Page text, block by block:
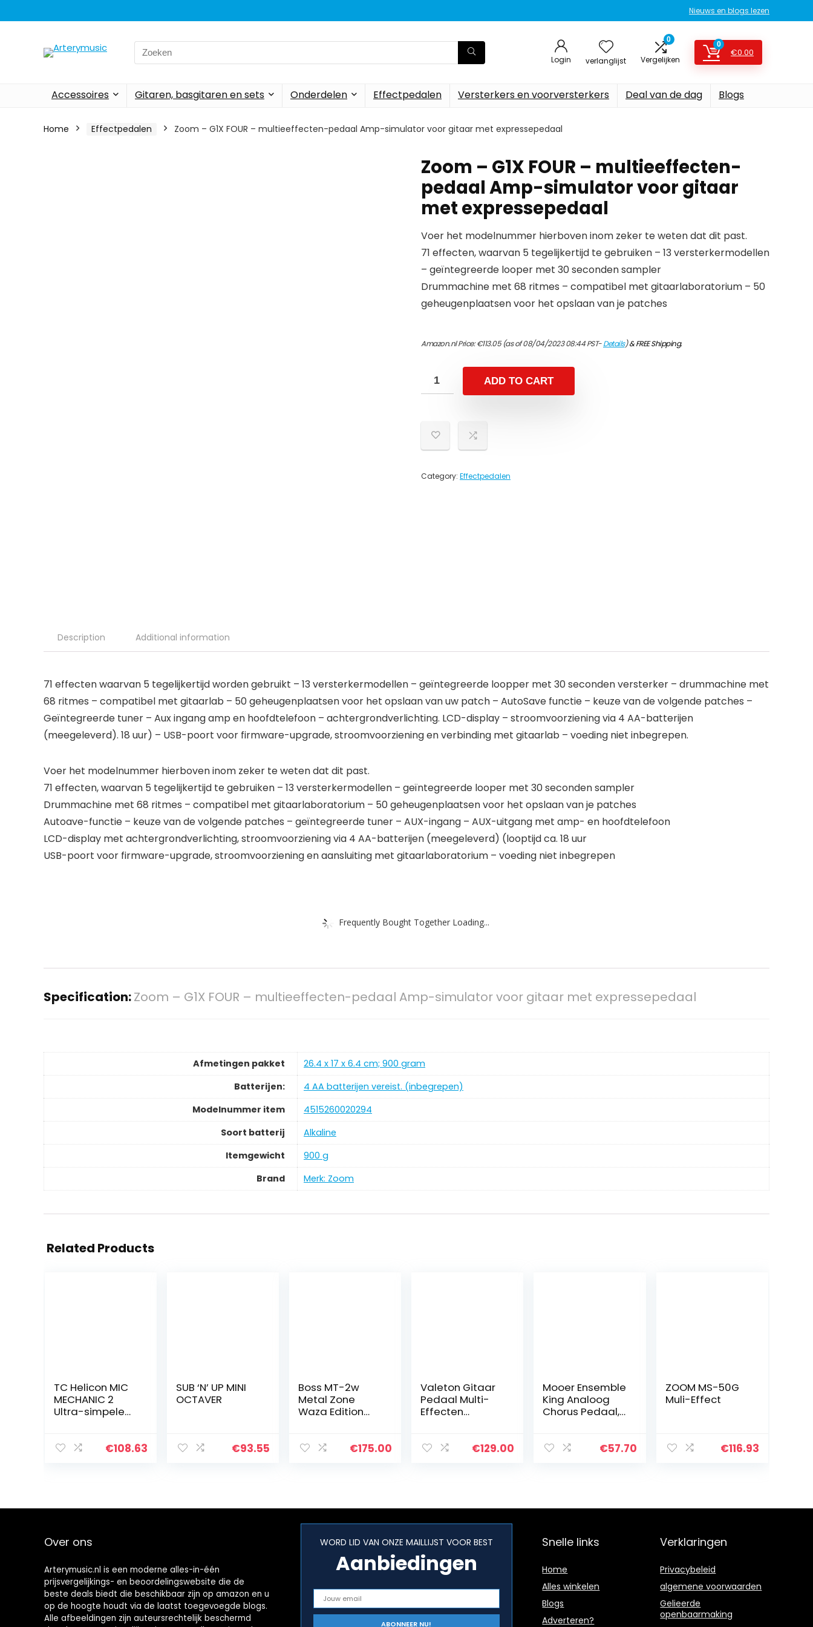
Nieuws en blogs lezen
Search
for:
Login verlanglijst
0
Vergelijken
0
€0.00
Accessoires Gitaren, basgitaren en sets Onderdelen Effectpedalen Versterkers en voorversterkers Deal van de dag Blogs
Home Effectpedalen Zoom – G1X FOUR – multieeffecten-pedaal Amp-simulator voor gitaar met expressepedaal
Zoom – G1X FOUR – multieeffecten-
pedaal Amp-simulator voor gitaar
met expressepedaal
Voer het modelnummer hierboven inom zeker te weten dat dit past.
71 effecten, waarvan 5 tegelijkertijd te gebruiken – 13 versterkermodellen
– geïntegreerde looper met 30 seconden sampler
Drummachine met 68 ritmes – compatibel met gitaarlaboratorium – 50
geheugenplaatsen voor het opslaan van je patches
Amazon.nl Price:€113.05(as of 08/04/2023 08:44 PST-Details)&FREE Shipping.
ADD TO CART
Category: Effectpedalen
Description Additional information
71 effecten waarvan 5 tegelijkertijd worden gebruikt – 13 versterkermodellen – geïntegreerde loopper met 30 seconden versterker – drummachine met
68 ritmes – compatibel met gitaarlab – 50 geheugenplaatsen voor het opslaan van uw patch – AutoSave functie – keuze van de volgende patches –
Geïntegreerde tuner – Aux ingang amp en hoofdtelefoon – achtergrondverlichting. LCD-display – stroomvoorziening via 4 AA-batterijen
(meegeleverd). 18 uur) – USB-poort voor firmware-upgrade, stroomvoorziening en verbinding met gitaarlab – voeding niet inbegrepen.
Voer het modelnummer hierboven inom zeker te weten dat dit past.
71 effecten, waarvan 5 tegelijkertijd te gebruiken – 13 versterkermodellen – geïntegreerde looper met 30 seconden sampler
Drummachine met 68 ritmes – compatibel met gitaarlaboratorium – 50 geheugenplaatsen voor het opslaan van je patches
Autoave-functie – keuze van de volgende patches – geïntegreerde tuner – AUX-ingang – AUX-uitgang met amp- en hoofdtelefoon
LCD-display met achtergrondverlichting, stroomvoorziening via 4 AA-batterijen (meegeleverd) (looptijd ca. 18 uur
USB-poort voor firmware-upgrade, stroomvoorziening en aansluiting met gitaarlaboratorium – voeding niet inbegrepen
Frequently Bought Together Loading...
Specification:Zoom – G1X FOUR – multieeffecten-pedaal Amp-simulator voor gitaar met expressepedaal
Afmetingen pakket
‎26.4 x 17 x 6.4 cm; 900 gram
Batterijen:
‎4 AA batterijen vereist. (inbegrepen)
Modelnummer item
‎4515260020294
Soort batterij
‎Alkaline
Itemgewicht
‎900 g
Brand
Merk: Zoom
Related Products
TC Helicon MIC
MECHANIC 2
Ultra-simpele
stompbox met
€108.63
SUB ‘N’ UP MINI
OCTAVER
€93.55
Boss MT-2w
Metal Zone
Waza Edition
keepdrum 9V
€175.00
Valeton Gitaar
Pedaal Multi-
Effecten
Pedaal Gitaar
€129.00
Mooer Ensemble
King Analoog
Chorus Pedaal,
€57.70
ZOOM MS-50G
Muli-Effect
€116.93
Over ons
Arterymusic.nl is een moderne alles-in-één
prijsvergelijkings- en beoordelingswebsite die de
beste deals biedt die beschikbaar zijn op amazon en u
op de hoogte houdt via de laatst toegevoegde blogs.
Alle afbeeldingen zijn auteursrechtelijk beschermd
WORD LID VAN ONZE MAILLIJST VOOR BEST
Aanbiedingen
Snelle links
Home
Alles winkelen
Blogs
Adverteren?
Verklaringen
Privacybeleid
algemene voorwaarden
Gelieerde
openbaarmaking